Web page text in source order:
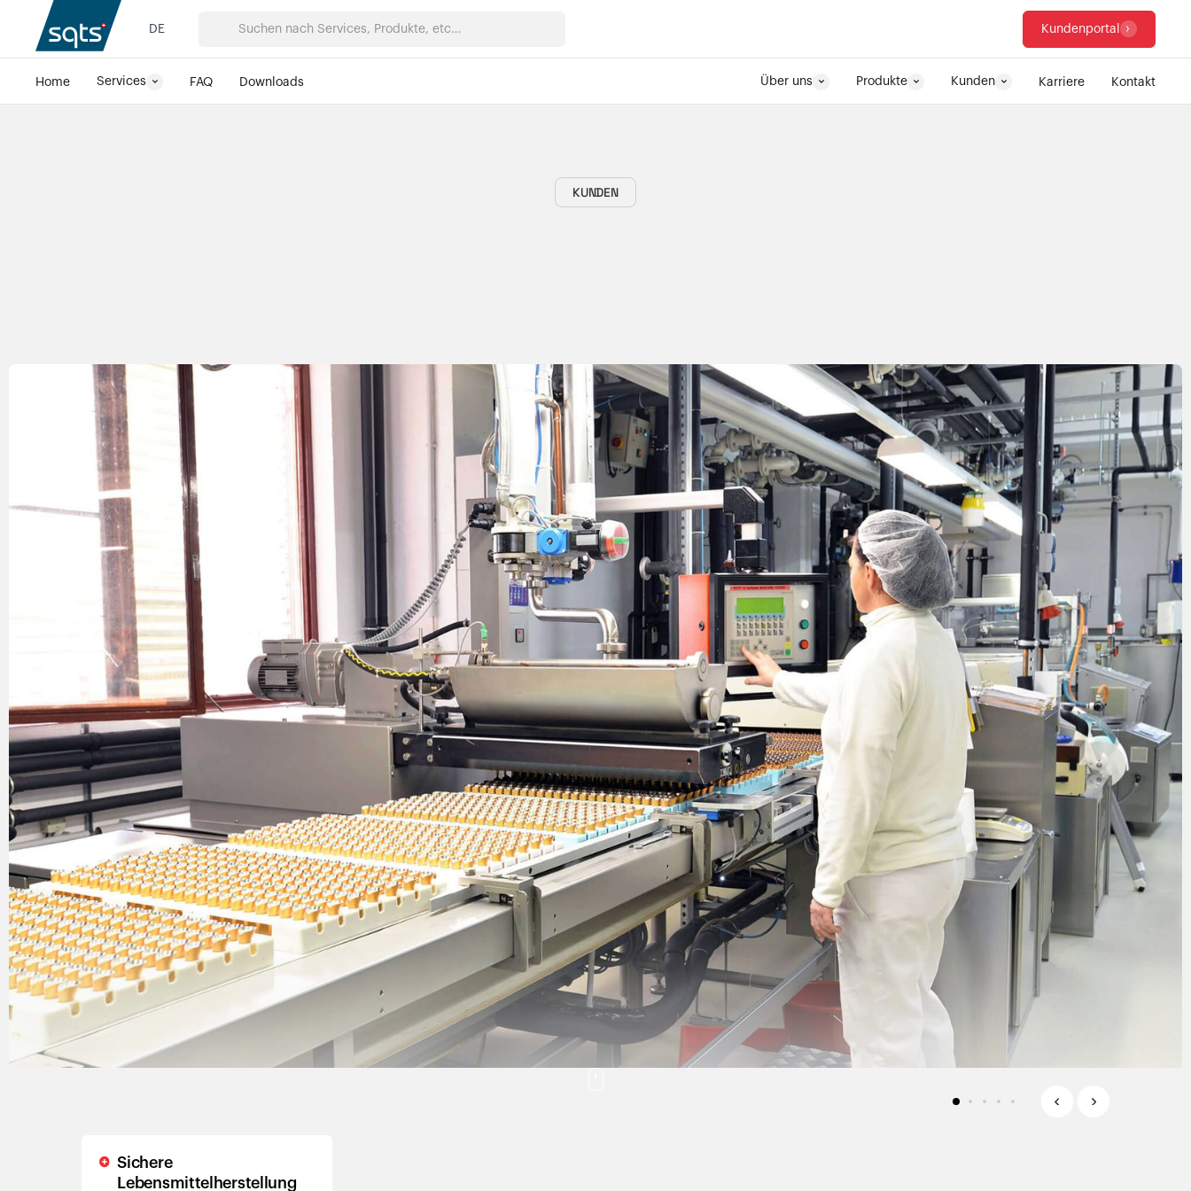
DE Kundenportal
Home Services FAQ Downloads Über uns Produkte Kunden Karriere Kontakt
VORHERIGER KUNDE
NÄCHSTER KUNDE
KUNDEN
Sichere
Lebensmittelherstellung